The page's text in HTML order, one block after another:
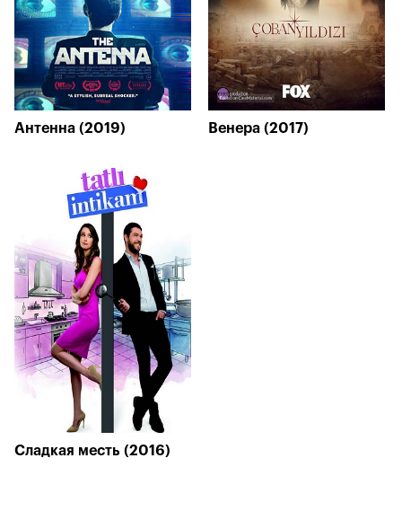
Антенна (2019) Венера (2017)
Сладкая месть (2016)